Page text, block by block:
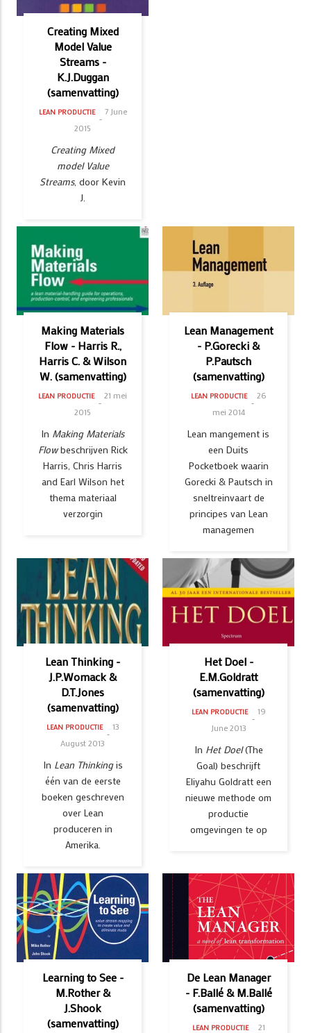
Creating Mixed
Model Value
Streams -
K.J.Duggan
(samenvatting)
LEAN PRODUCTIE
7 June
2015
Creating Mixed
model Value
Streams, door Kevin
J.
Making Materials
Flow - Harris R.,
Harris C. & Wilson
W. (samenvatting)
LEAN PRODUCTIE
21 mei
2015
In Making Materials
Flowbeschrijven Rick
Harris, Chris Harris
and Earl Wilson het
thema materiaal
verzorgin
Lean Management
- P.Gorecki &
P.Pautsch
(samenvatting)
LEAN PRODUCTIE
26
mei 2014
Lean mangement is
een Duits
Pocketboek waarin
Gorecki & Pautsch in
sneltreinvaart de
principes van Lean
managemen
Lean Thinking -
J.P.Womack &
D.T.Jones
(samenvatting)
LEAN PRODUCTIE
13
August 2013
In Lean Thinkingis
één van de eerste
boeken geschreven
over Lean
produceren in
Amerika.
Het Doel -
E.M.Goldratt
(samenvatting)
LEAN PRODUCTIE
19
June 2013
In Het Doel(The
Goal) beschrijft
Eliyahu Goldratt een
nieuwe methode om
productie
omgevingen te op
Learning to See -
M.Rother &
J.Shook
(samenvatting)
De Lean Manager
- F.Ballé & M.Ballé
(samenvatting)
LEAN PRODUCTIE
21